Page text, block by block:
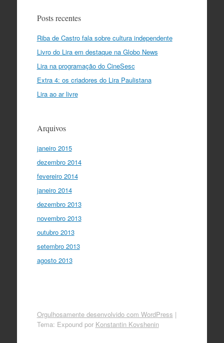
Posts recentes
Riba de Castro fala sobre cultura independente
Livro do Lira em destaque na Globo News
Lira na programação do CineSesc
Extra 4: os criadores do Lira Paulistana
Lira ao ar livre
Arquivos
janeiro 2015
dezembro 2014
fevereiro 2014
janeiro 2014
dezembro 2013
novembro 2013
outubro 2013
setembro 2013
agosto 2013
Orgulhosamente desenvolvido com WordPress |
Tema: Expound por Konstantin Kovshenin